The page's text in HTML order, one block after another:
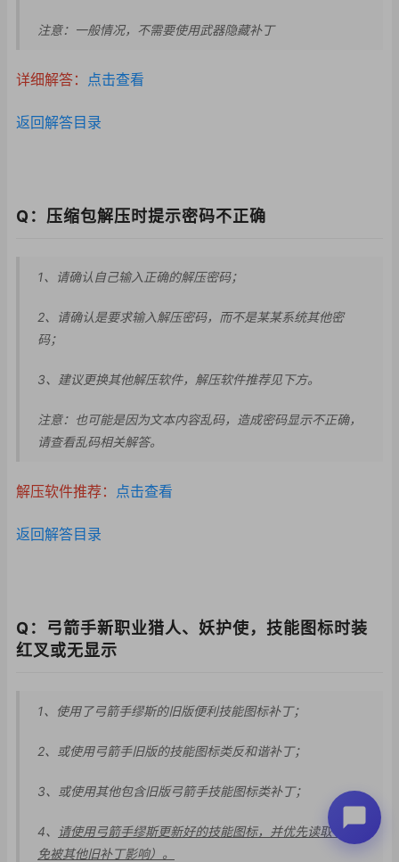
注意：一般情况，不需要使用武器隐藏补丁
详细解答： 点击查看
返回解答目录
Q：压缩包解压时提示密码不正确
1、请确认自己输入正确的解压密码；
2、请确认是要求输入解压密码，而不是某某系统其他密
码；
3、建议更换其他解压软件，解压软件推荐见下方。
注意：也可能是因为文本内容乱码，造成密码显示不正确，
请查看乱码相关解答。
解压软件推荐： 点击查看
返回解答目录
Q：弓箭手新职业猎人、妖护使，技能图标时装
红叉或无显示
1、使用了弓箭手缪斯的旧版便利技能图标补丁；
2、或使用弓箭手旧版的技能图标类反和谐补丁；
3、或使用其他包含旧版弓箭手技能图标类补丁；
4、
请使用弓箭手缪斯更新好的技能图标，并优先读取（避
免被其他旧补丁影响）。